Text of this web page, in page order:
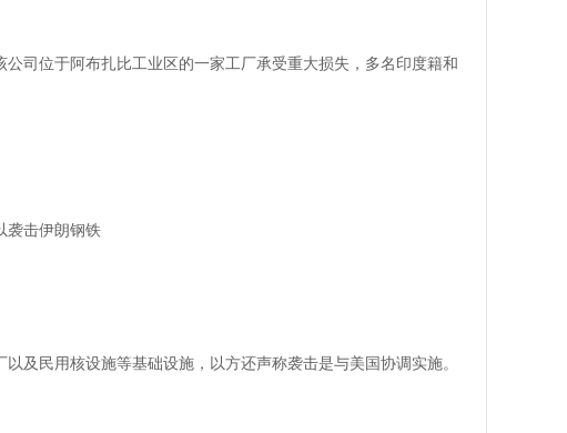
司位于阿布扎比工业区的一家工厂承受重大损失，多名印度籍和
袭击伊朗钢铁
及民用核设施等基础设施，以方还声称袭击是与美国协调实施。